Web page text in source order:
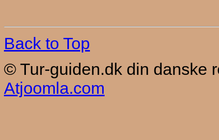
Back to Top
© Tur-guiden.dk din danske
Atjoomla.com